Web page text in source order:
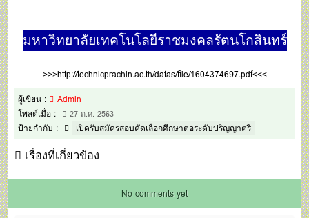
มหาวิทยาลัยเทคโนโลยีราชมงคลรัตนโกสินทร์
>>>http://technicprachin.ac.th/datas/file/1604374697.pdf<<<
ผู้เขียน :
Admin
โพสต์เมื่อ :
27 ต.ค. 2563
ป้ายกำกับ : เปิดรับสมัครสอบคัดเลือกศึกษาต่อระดับปริญญาตรี
เรื่องที่เกี่ยวข้อง
No comments yet